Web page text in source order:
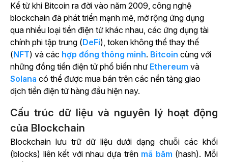
Kể từ khi Bitcoin ra đời vào năm 2009, công nghệ
blockchain đã phát triển mạnh mẽ, mở rộng ứng dụng
qua nhiều loại tiền điện tử khác nhau, các ứng dụng tài
chính phi tập trung (DeFi), token không thể thay thế
(NFT) và các hợp đồng thông minh. Bitcoin cùng với
những đồng tiền điện tử phổ biến như Ethereum và
Solana có thể được mua bán trên các nền tảng giao
dịch tiền điện tử hàng đầu hiện nay.
Cấu trúc dữ liệu và nguyên lý hoạt động
của Blockchain
Blockchain lưu trữ dữ liệu dưới dạng chuỗi các khối
(blocks) liên kết với nhau dựa trên mã băm (hash). Mỗi